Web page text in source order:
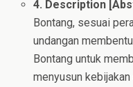
4. Description
Bontang, sesuai
undangan
Bontang untuk
menyusun